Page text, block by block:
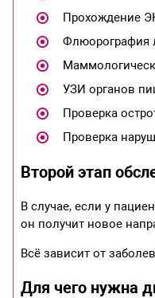
Прохождение
Флюорография
УЗИ органов
Проверка
Проверка
Второй этап
В случае, если у
он получит новое
Всё зависит от
Для чего нужна